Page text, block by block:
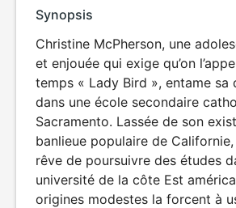
Synopsis
Christine McPherson, une
et enjouée qui exige qu’on
temps « Lady Bird », entame sa
dans une école secondaire
Sacramento. Lassée de son
banlieue populaire de
rêve de poursuivre des études
université de la côte Est
origines modestes la forcent à